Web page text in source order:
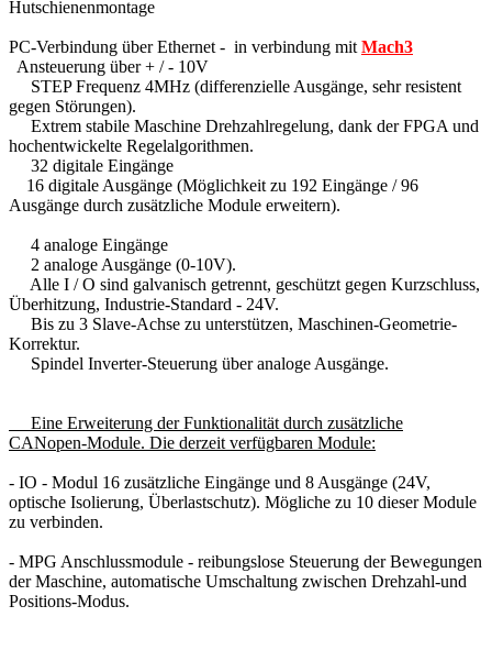
Hutschienenmontage
PC-Verbindung über Ethernet - in verbindung mit Mach3
Ansteuerung über + / - 10V
STEP Frequenz 4MHz (differenzielle Ausgänge, sehr resistent
gegen Störungen).
Extrem stabile Maschine Drehzahlregelung, dank der FPGA und
hochentwickelte Regelalgorithmen.
32 digitale Eingänge
16 digitale Ausgänge (Möglichkeit zu 192 Eingänge / 96
Ausgänge durch zusätzliche Module erweitern).
4 analoge Eingänge
2 analoge Ausgänge (0-10V).
Alle I / O sind galvanisch getrennt, geschützt gegen Kurzschluss,
Überhitzung, Industrie-Standard - 24V.
Bis zu 3 Slave-Achse zu unterstützen, Maschinen-Geometrie-
Korrektur.
Spindel Inverter-Steuerung über analoge Ausgänge.
Eine Erweiterung der Funktionalität durch zusätzliche
CANopen-Module. Die derzeit verfügbaren Module:
- IO - Modul 16 zusätzliche Eingänge und 8 Ausgänge (24V,
optische Isolierung, Überlastschutz). Mögliche zu 10 dieser Module
zu verbinden.
- MPG Anschlussmodule - reibungslose Steuerung der Bewegungen
der Maschine, automatische Umschaltung zwischen Drehzahl-und
Positions-Modus.